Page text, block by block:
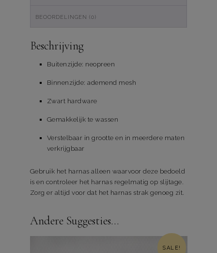
BEOORDELINGEN (0)
Beschrijving
Buitenzijde: neopreen
Binnenzijde: ademend mesh
Zwart hardware
Gemakkelijk te wassen
Verstelbaar in grootte en in meerdere maten
verkrijgbaar
Gebruik het harnas alleen waarvoor deze bedoeld
is en controleer het harnas regelmatig op slijtage.
Zorg er altijd voor dat het harnas strak genoeg zit.
Andere Suggesties…
SALE!